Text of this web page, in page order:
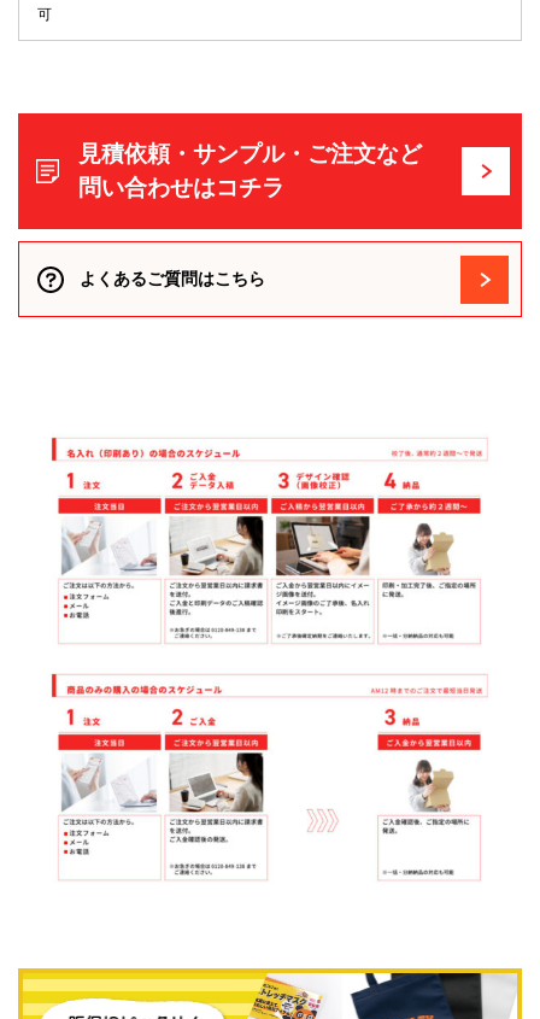
可
見積依頼・サンプル・ご注文など
問い合わせはコチラ
よくあるご質問はこちら